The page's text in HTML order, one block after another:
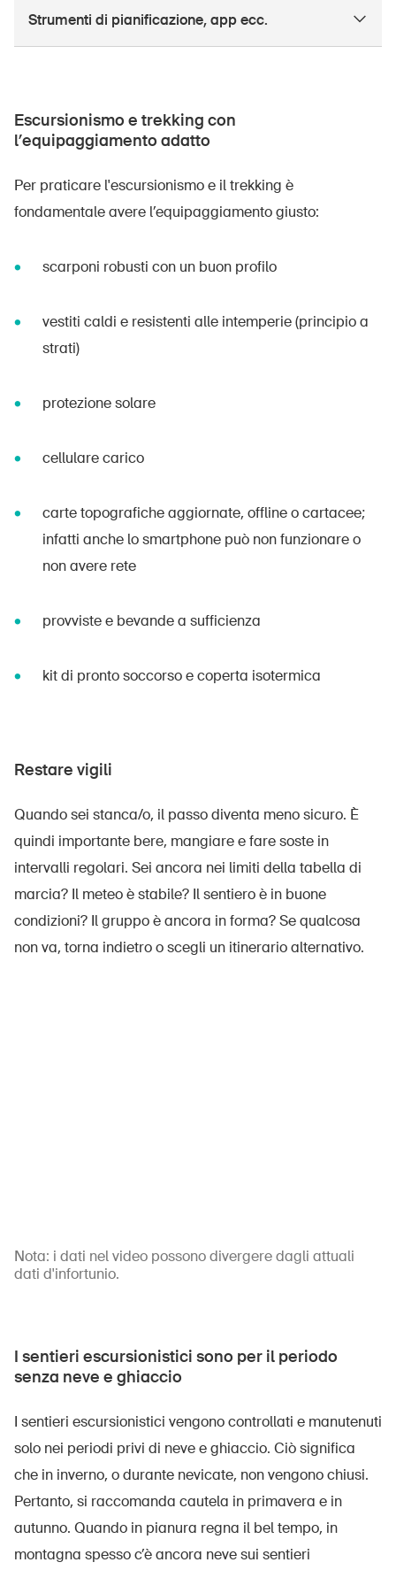
Strumenti di pianificazione, app ecc.
Escursionismo e trekking con
l’equipaggiamento adatto
Per praticare l'escursionismo e il trekking è
fondamentale avere l’equipaggiamento giusto:
scarponi robusti con un buon profilo
vestiti caldi e resistenti alle intemperie (principio a
strati)
protezione solare
cellulare carico
carte topografiche aggiornate, offline o cartacee;
infatti anche lo smartphone può non funzionare o
non avere rete
provviste e bevande a sufficienza
kit di pronto soccorso e coperta isotermica
Restare vigili
Quando sei stanca/o, il passo diventa meno sicuro. È
quindi importante bere, mangiare e fare soste in
intervalli regolari. Sei ancora nei limiti della tabella di
marcia? Il meteo è stabile? Il sentiero è in buone
condizioni? Il gruppo è ancora in forma? Se qualcosa
non va, torna indietro o scegli un itinerario alternativo.
Nota: i dati nel video possono divergere dagli attuali
dati d'infortunio.
I sentieri escursionistici sono per il periodo
senza neve e ghiaccio
I sentieri escursionistici vengono controllati e manutenuti
solo nei periodi privi di neve e ghiaccio. Ciò significa
che in inverno, o durante nevicate, non vengono chiusi.
Pertanto, si raccomanda cautela in primavera e in
autunno. Quando in pianura regna il bel tempo, in
montagna spesso c’è ancora neve sui sentieri